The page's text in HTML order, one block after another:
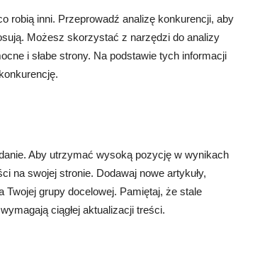
robią inni. Przeprowadź analizę konkurencji, aby
Możesz skorzystać z narzędzi do analizy
i słabe strony. Na podstawie tych informacji
Aby utrzymać wysoką pozycję w wynikach
na swojej stronie. Dodawaj nowe artykuły,
Twojej grupy docelowej. Pamiętaj, że stale
ciągłej aktualizacji treści.